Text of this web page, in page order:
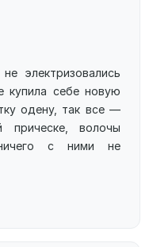
электризовались
купила себе новую
одену, так все —
прическе, волочы
с ними не